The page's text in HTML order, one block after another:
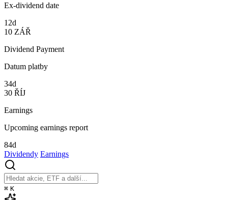
Ex-dividend date
12d
10 ZÁŘ
Dividend Payment
Datum platby
34d
30 ŘÍJ
Earnings
Upcoming earnings report
84d
Dividendy Earnings
⌘ K